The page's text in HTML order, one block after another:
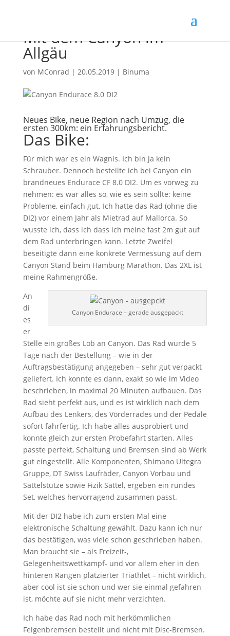
Mit dem Canyon im
Allgäu
von MConrad | 20.05.2019| Binuma
Neues Bike, neue Region nach Umzug, die
ersten 300km: ein Erfahrungsbericht.
Das Bike:
Für mich war es ein Wagnis. Ich bin ja kein
Schrauber. Dennoch bestellte ich bei Canyon ein
brandneues Endurace CF 8.0 DI2. Um es vorweg zu
nehmen: es war alles so, wie es sein sollte: keine
Probleme, einfach gut. Ich hatte das Rad (ohne die
DI2) vor einem Jahr als Mietrad auf Mallorca. So
wusste ich, dass ich dass ich meine fast 2m gut auf
dem Rad unterbringen kann. Letzte Zweifel
beseitigte dann eine konkrete Vermessung auf dem
Canyon Stand beim Hamburg Marathon. Das 2XL ist
meine Rahmengröße.
Canyon Endurace – gerade ausgepackt
An
di
es
er
Stelle ein großes Lob an Canyon. Das Rad wurde 5
Tage nach der Bestellung – wie in der
Auftragsbestätigung angegeben – sehr gut verpackt
geliefert. Ich konnte es dann, exakt so wie im Video
beschrieben, in maximal 20 Minuten aufbauen. Das
Rad sieht perfekt aus, und es ist wirklich nach dem
Aufbau des Lenkers, des Vorderrades und der Pedale
sofort fahrfertig. Ich habe alles ausprobiert und
konnte gleich zur ersten Probefahrt starten. Alles
passte perfekt, Schaltung und Bremsen sind ab Werk
gut eingestellt. Alle Komponenten, Shimano Ultegra
Gruppe, DT Swiss Laufräder, Canyon Vorbau und
Sattelstütze sowie Fizik Sattel, ergeben ein rundes
Set, welches hervorragend zusammen passt.
Mit der DI2 habe ich zum ersten Mal eine
elektronische Schaltung gewählt. Dazu kann ich nur
das bestätigen, was viele schon geschrieben haben.
Man braucht sie – als Freizeit-,
Gelegenheitswettkampf- und vor allem eher in den
hinteren Rängen platzierter Triathlet – nicht wirklich,
aber cool ist sie schon und wer sie einmal gefahren
ist, möchte auf sie nicht mehr verzichten.
Ich habe das Rad noch mit herkömmlichen
Felgenbremsen bestellt und nicht mit Disc-Bremsen.